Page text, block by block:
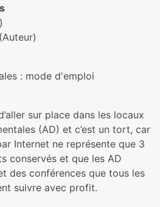
(Auteur)
: mode d'emploi
sur place dans les locaux
(AD) et c’est un tort, car
Internet ne représente que 3
conservés et que les AD
des conférences que tous les
suivre avec profit.